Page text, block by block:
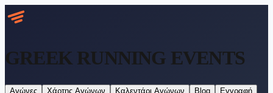
GREEK RUNNING EVENTS
Αγώνες Χάρτης Αγώνων Καλεντάρι Αγώνων Blog
Εγγραφή